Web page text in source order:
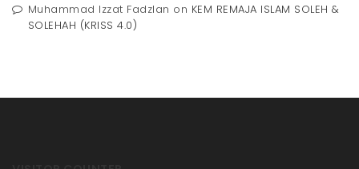
Muhammad Izzat Fadzlan on KEM REMAJA ISLAM SOLEH &
SOLEHAH (KRISS 4.0)